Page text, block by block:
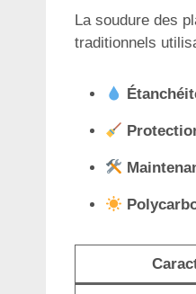
La soudure des
traditionnels